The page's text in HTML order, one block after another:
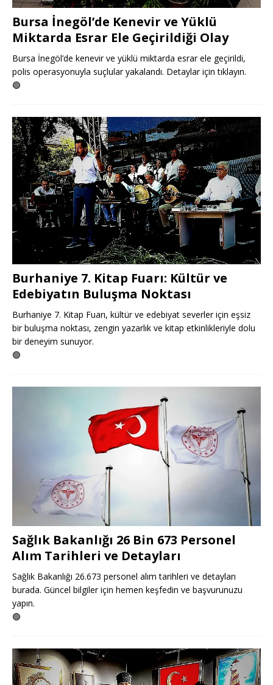
Bursa İnegöl’de Kenevir ve Yüklü
Miktarda Esrar Ele Geçirildiği Olay
Bursa İnegöl’de kenevir ve yüklü miktarda esrar ele geçirildi,
polis operasyonuyla suçlular yakalandı. Detaylar için tıklayın.
🟢
Burhaniye 7. Kitap Fuarı: Kültür ve
Edebiyatın Buluşma Noktası
Burhaniye 7. Kitap Fuarı, kültür ve edebiyat severler için eşsiz
bir buluşma noktası, zengin yazarlık ve kitap etkinlikleriyle dolu
bir deneyim sunuyor.
🟢
Sağlık Bakanlığı 26 Bin 673 Personel
Alım Tarihleri ve Detayları
Sağlık Bakanlığı 26.673 personel alım tarihleri ve detayları
burada. Güncel bilgiler için hemen keşfedin ve başvurunuzu
yapın.
🟢